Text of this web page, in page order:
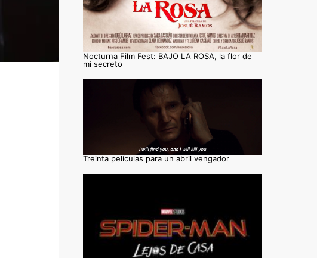
Nocturna Film Fest: BAJO LA ROSA, la flor de
mi secreto
Treinta películas para un abril vengador